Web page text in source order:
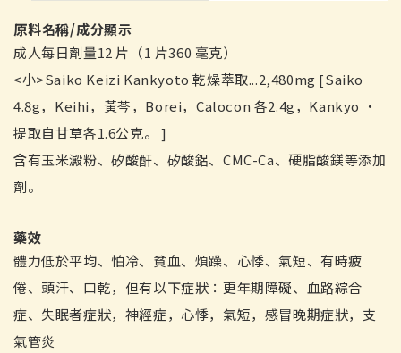
原料名稱/成分顯示
成人每日劑量12 片（1 片360 毫克）
<小>Saiko Keizi Kankyoto 乾燥萃取...2,480mg [Saiko
4.8g，Keihi，黃芩，Borei，Calocon 各2.4g，Kankyo ・
提取自甘草各1.6公克。 ]
含有玉米澱粉、矽酸酐、矽酸鋁、CMC-Ca、硬脂酸鎂等添加
劑。
藥效
體力低於平均、怕冷、貧血、煩躁、心悸、氣短、有時疲
倦、頭汗、口乾，但有以下症狀：更年期障礙、血路綜合
症、失眠者症狀，神經症，心悸，氣短，感冒晚期症狀，支
氣管炎